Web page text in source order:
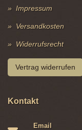
Impressum
Versandkosten
Widerrufsrecht
Vertrag widerrufen
Kontakt
Email